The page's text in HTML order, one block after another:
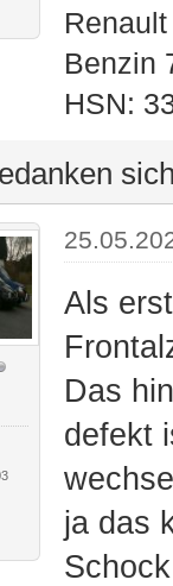
Benzin
HSN:
Als
Das
defekt
ja das